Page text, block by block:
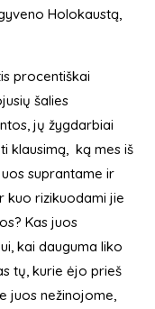
Holokaustą,
procentiškai
šalies
jų žygdarbiai
klausimą, ką mes iš
suprantame ir
kuo rizikuodami jie
Kas juos
kai dauguma liko
tų, kurie ėjo prieš
juos nežinojome,